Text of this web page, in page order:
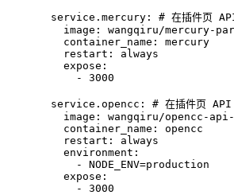
service.mercury: # 在插件页
image: wangqiru/mercury-
    container_name: mercury
    restart: always
    expose:
      - 3000
service.opencc: # 在插件页
image: wangqiru/opencc-
    container_name: opencc
    restart: always
    environment:
      - NODE_ENV=production
    expose:
      - 3000